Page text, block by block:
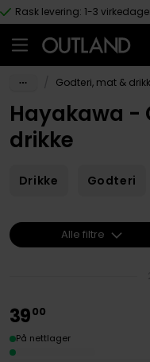
Hopp til hovedinnhold
Rask levering: 1-3
Godteri, mat &
Hayakawa -
drikke
Drikke Godteri
3900
På nettlager
Alle filtre